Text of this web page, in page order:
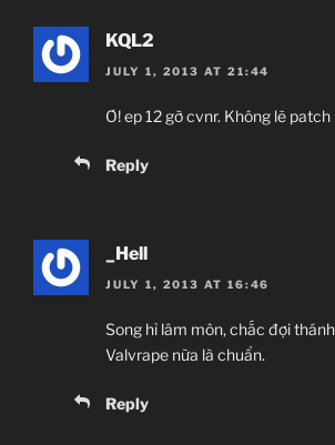
KQL2
JULY 1, 2013 AT 21:44
Ơ! ep 12 gỡ cvnr. Không lẽ patch
Reply
_Hell
JULY 1, 2013 AT 16:46
Song hỉ lâm môn, chắc đợi
Valvrape nữa là chuẩn.
Reply